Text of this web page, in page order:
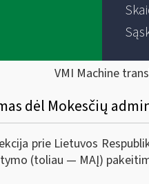
VMI Machine
dėl Mokesčių
prie Lietuvos
(toliau — MAĮ)